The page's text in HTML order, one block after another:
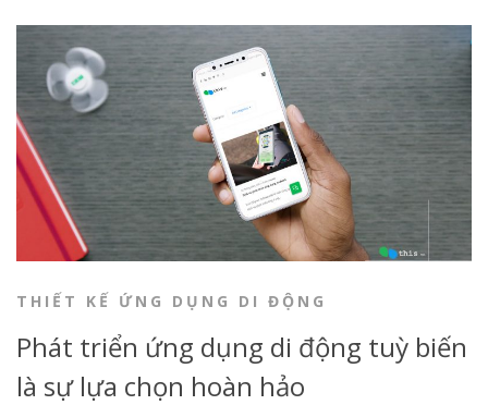
THIẾT KẾ ỨNG DỤNG DI ĐỘNG
Phát triển ứng dụng di động tuỳ biến
là sự lựa chọn hoàn hảo